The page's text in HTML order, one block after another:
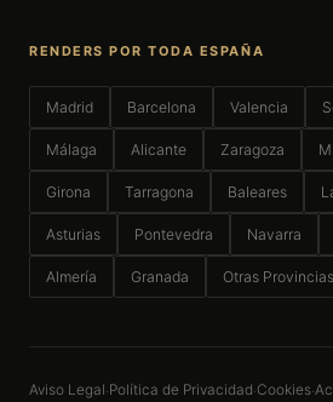
RENDERS POR TODA ESPAÑA
Madrid Barcelona Valencia
Málaga Alicante Zaragoza
Girona Tarragona Baleares
Asturias Pontevedra Navarra
Almería Granada Otras Provincias
Aviso Legal·Política de Privacidad·Cookies·